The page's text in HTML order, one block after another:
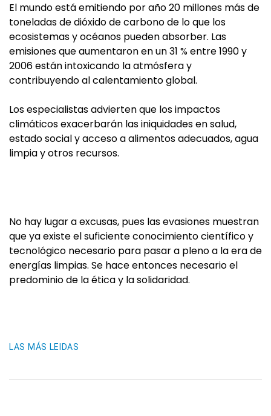
El mundo está emitiendo por año 20 millones más de
toneladas de dióxido de carbono de lo que los
ecosistemas y océanos pueden absorber. Las
emisiones que aumentaron en un 31 % entre 1990 y
2006 están intoxicando la atmósfera y
contribuyendo al calentamiento global.
Los especialistas advierten que los impactos
climáticos exacerbarán las iniquidades en salud,
estado social y acceso a alimentos adecuados, agua
limpia y otros recursos.
No hay lugar a excusas, pues las evasiones muestran
que ya existe el suficiente conocimiento científico y
tecnológico necesario para pasar a pleno a la era de
energías limpias. Se hace entonces necesario el
predominio de la ética y la solidaridad.
LAS MÁS LEIDAS